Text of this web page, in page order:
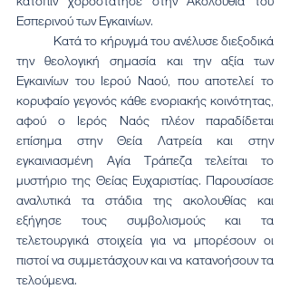
Εσπερινού των Εγκαινίων.
την θεολογική σημασία και την αξία των
Εγκαινίων του Ιερού Ναού, που αποτελεί το
κορυφαίο γεγονός κάθε ενοριακής κοινότητας,
αφού ο Ιερός Ναός πλέον παραδίδεται
επίσημα στην Θεία Λατρεία και στην
εγκαινιασμένη Αγία Τράπεζα τελείται το
μυστήριο της Θείας Ευχαριστίας. Παρουσίασε
αναλυτικά τα στάδια της ακολουθίας και
εξήγησε τους συμβολισμούς και τα
τελετουργικά στοιχεία για να μπορέσουν οι
πιστοί να συμμετάσχουν και να κατανοήσουν τα
τελούμενα.